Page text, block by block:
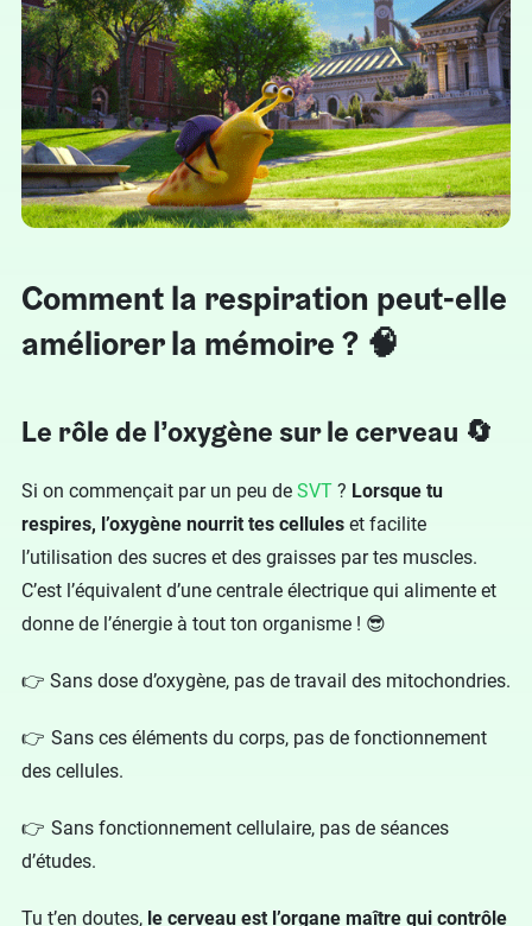
Comment la respiration peut-elle
améliorer la mémoire ? 🧠
Le rôle de l’oxygène sur le cerveau 🔄
Si on commençait par un peu de SVT ? Lorsque tu
respires, l’oxygène nourrit tes cellules et facilite
l’utilisation des sucres et des graisses par tes muscles.
C’est l’équivalent d’une centrale électrique qui alimente et
donne de l’énergie à tout ton organisme ! 😎
👉 Sans dose d’oxygène, pas de travail des mitochondries.
👉 Sans ces éléments du corps, pas de fonctionnement
des cellules.
👉 Sans fonctionnement cellulaire, pas de séances
d’études.
Tu t’en doutes, le cerveau est l’organe maître qui contrôle